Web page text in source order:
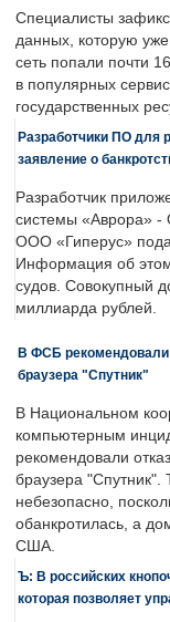
Специалисты
данных, которую
сеть попали почти
в популярных
государственных
Разработчики ПО для
заявление о
Разработчик
системы «Аврора» -
ООО «Гиперус»
Информация об
судов. Совокупный
миллиарда рублей.
В ФСБ рекомендовали
браузера "Спутник"
В Национальном
компьютерным
рекомендовали
браузера "Спутник".
небезопасно,
обанкротилась, а
США.
Ъ: В российских
которая позволяет